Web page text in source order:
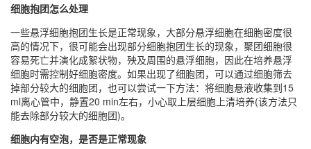
细胞抱团怎么处理
一些悬浮细胞抱团生长是正常现象，大部分悬浮细胞在细胞密度很
高的情况下，很可能会出现部分细胞抱团生长的现象，聚团细胞很
容易死亡并演化成絮状物，殃及周围的悬浮细胞，因此在培养悬浮
细胞时需控制好细胞密度。如果出现了细胞团，可以通过细胞筛去
掉部分较大的细胞团，也可以尝试一下方法：将细胞悬液收集到15
ml离心管中，静置20 min左右，小心取上层细胞上清培养(该方法只
能去除部分较大的细胞团)。
细胞内有空泡，是否是正常现象